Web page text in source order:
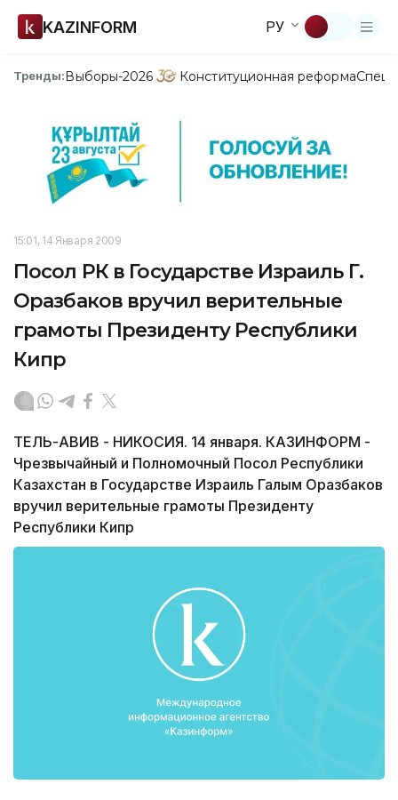
KAZINFORM РУ
Тренды:Выборы-2026 Конституционная реформа
15:01, 14 Января 2009
Посол РК в Государстве Израиль Г.
Оразбаков вручил верительные
грамоты Президенту Республики
Кипр
ТЕЛЬ-АВИВ - НИКОСИЯ. 14 января. КАЗИНФОРМ -
Чрезвычайный и Полномочный Посол Республики
Казахстан в Государстве Израиль Галым Оразбаков
вручил верительные грамоты Президенту
Республики Кипр